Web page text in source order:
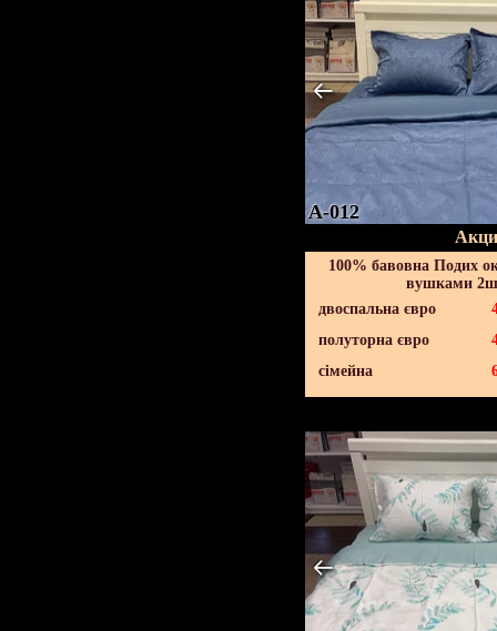
A-012
100% бавовна Подих
вушками
двоспальна євро
полуторна євро
сімейна